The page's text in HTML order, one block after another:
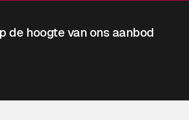
de hoogte van ons aanbod